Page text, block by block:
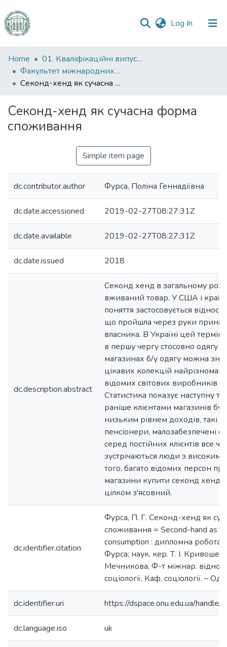
Log In (current)
Communities
&
Collections
Statistics
Home
01. Кваліфікаційні випускні роботи здобувачів вищої освіти
Факультет міжнародних відносин, політології та соціології
Секонд-хенд як сучасна форма споживання
Секонд-хенд як сучасна форма
споживання
Simple item page
dc.contributor.author Фурса, Поліна Геннадіївна
dc.date.accessioned 2019-02-27T08:27:31Z
dc.date.available 2019-02-27T08:27:31Z
dc.date.issued 2018
dc.description.abstract
Cеконд хенд в загальному
вживаний товар. У США і
поняття застосовується
що пройшла через руки
власника. В Україні цей термін
в першу чергу стосовно одягу і
магазинах б/у одягу можна
цікавих колекцій
відомих світових виробників і
Статистика показує наступну
раніше клієнтами магазинів
низьким рівнем доходів, такі
пенсіонери, малозабезпечені
серед постійних клієнтів все
зустрічаються люди з високим
того, багато відомих персон
магазини купити секонд хенд
цілком з'ясовний.
dc.identifier.citation
Фурса, П. Г. Секонд-хенд як
споживання = Second-hand as a
consumption : дипломна робота
Фурса; наук. кер. Т. І. Кривошея;
Мечникова, Ф-т міжнар.
соціології, Каф. соціології. –
dc.identifier.uri https://dspace.onu.edu.ua/
dc.language.iso uk